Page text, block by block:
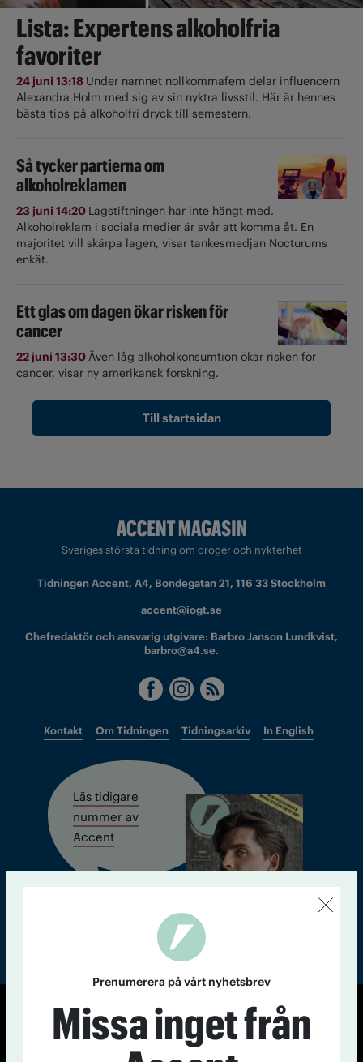
Lista: Expertens alkoholfria
favoriter
24 juni 13:18 Under namnet nollkommafem delar influencern
Alexandra Holm med sig av sin nyktra livsstil. Här är hennes
bästa tips på alkoholfri dryck till semestern.
Så tycker partierna om
alkoholreklamen
23 juni 14:20 Lagstiftningen har inte hängt med.
Alkoholreklam i sociala medier är svår att komma åt. En
majoritet vill skärpa lagen, visar tankesmedjan Nocturums
enkät.
Ett glas om dagen ökar risken för
cancer
22 juni 13:30Även låg alkoholkonsumtion ökar risken för
cancer, visar ny amerikansk forskning.
Till startsidan
Sveriges största tidning om droger och nykterhet
Tidningen Accent, A4, Bondegatan 21, 116 33 Stockholm
accent@iogt.se
Chefredaktör och ansvarig utgivare: Barbro Janson Lundkvist,
barbro@a4.se.
Kontakt Om Tidningen Tidningsarkiv In English
Läs tidigare
nummer av
Accent
© Tidningen Accent 2026
Cookiepolicy
Personuppgiftspolicy
Prenumerera på vårt nyhetsbrev
Missa inget från